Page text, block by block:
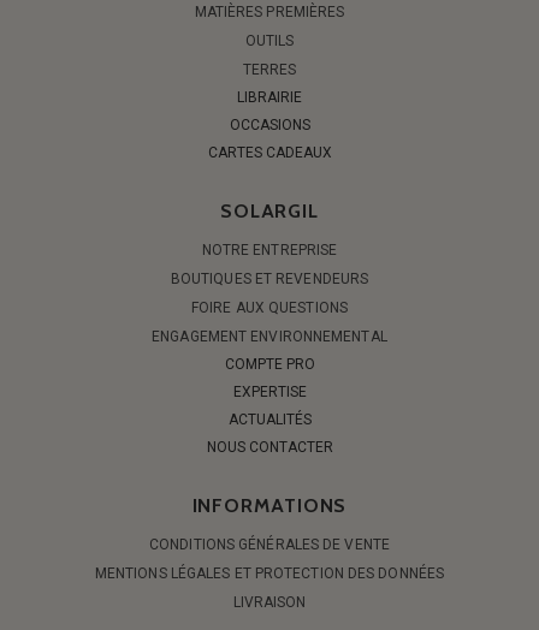
MATIÈRES PREMIÈRES
OUTILS
TERRES
LIBRAIRIE
OCCASIONS
CARTES CADEAUX
SOLARGIL
NOTRE ENTREPRISE
BOUTIQUES ET REVENDEURS
FOIRE AUX QUESTIONS
ENGAGEMENT ENVIRONNEMENTAL
COMPTE PRO
EXPERTISE
ACTUALITÉS
NOUS CONTACTER
INFORMATIONS
CONDITIONS GÉNÉRALES DE VENTE
MENTIONS LÉGALES ET PROTECTION DES DONNÉES
LIVRAISON